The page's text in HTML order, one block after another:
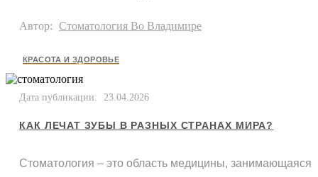
Автор: Стоматология Во Владимире
КРАСОТА И ЗДОРОВЬЕ
Дата публикации: 23.04.2026
КАК ЛЕЧАТ ЗУБЫ В РАЗНЫХ СТРАНАХ МИРА?
Стоматология – это область медицины, занимающаяся